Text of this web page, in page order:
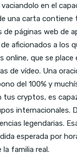
en el
una carta contiene
de páginas web de
aficionados a los
online, que se place
de vídeo. Una
del 100% y
tus cryptos, es
internacionales.
legendarias.
esperada por
familia real.